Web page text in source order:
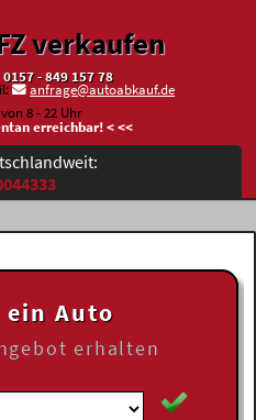
verkaufen
0157 - 849 157 78
anfrage@autoabkauf.de
8 - 22 Uhr
erreichbar! < <<
Auto
erhalten